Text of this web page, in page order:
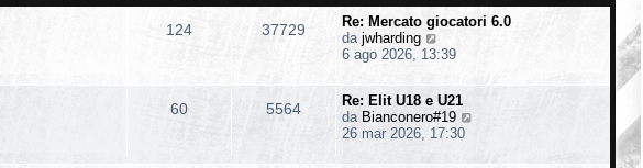
124 37729
Re: Mercato giocatori 6.0
da jwharding
e
i
u
l
t
6 ago 2026, 13:39
60 5564
Re: Elit U18 e U21
da Bianconero#19
26 mar 2026, 17:30